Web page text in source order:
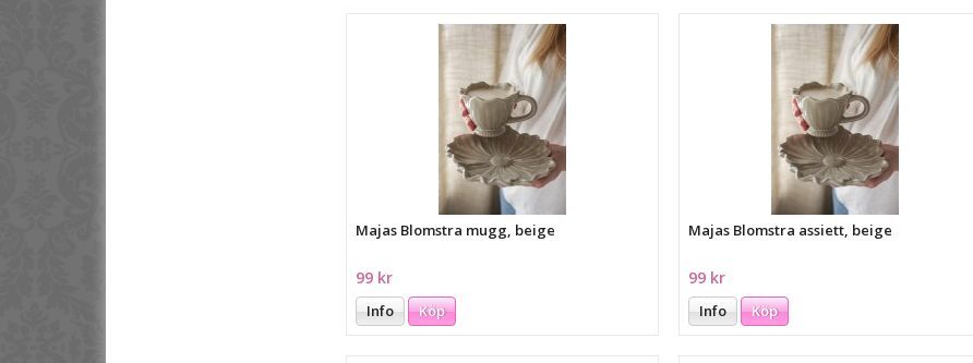
Majas Blomstra mugg, beige
99 kr
Info Köp
Majas Blomstra assiett, beige
99 kr
Info Köp